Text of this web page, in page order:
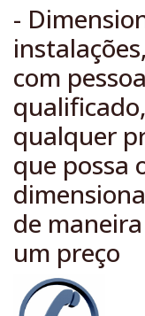
-
com
qualquer
que possa
de
um preço